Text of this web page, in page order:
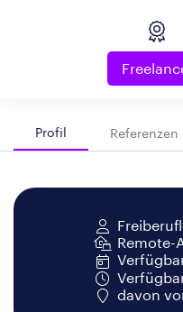
Profil Referenzen
Remote-
davon